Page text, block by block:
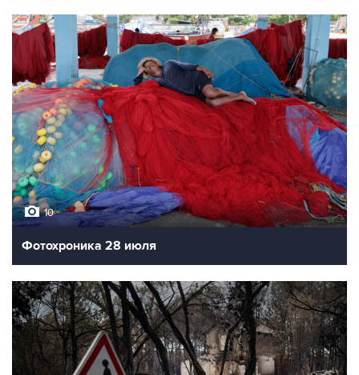
10
Фотохроника 28 июля